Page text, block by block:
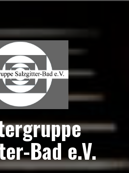
Bad e.V.